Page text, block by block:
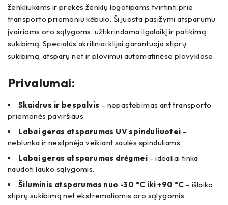
ženkliukams ir prekės ženklų logotipams tvirtinti prie
transporto priemonių kėbulo. Ši juosta pasižymi atsparumu
įvairioms oro sąlygoms, užtikrindama ilgalaikį ir patikimą
sukibimą. Specialūs akriliniai klijai garantuoja stiprų
sukibimą, atsparų net ir plovimui automatinėse plovyklose.
Privalumai:
Skaidrus ir bespalvis – nepastebimas ant transporto
priemonės paviršiaus.
Labai geras atsparumas UV spinduliuotei –
neblunka ir nesilpnėja veikiant saulės spinduliams.
Labai geras atsparumas drėgmei – idealiai tinka
naudoti lauko sąlygomis.
Šiluminis atsparumas nuo -30 °C iki +90 °C – išlaiko
stiprų sukibimą net ekstremaliomis oro sąlygomis.